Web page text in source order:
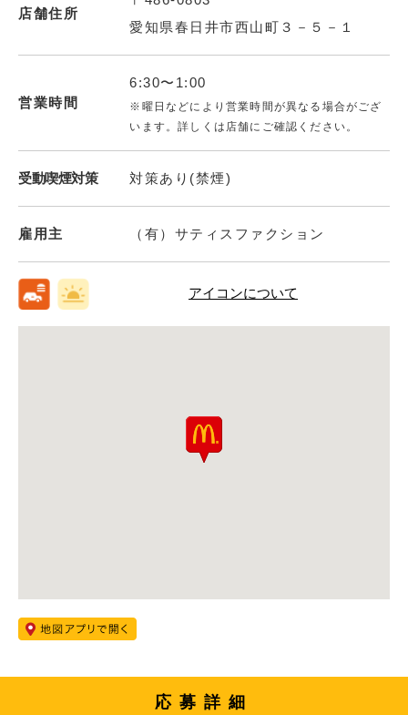
店舗住所
愛知県春日井市西山町３－５－１
営業時間
6:30〜1:00
※曜日などにより営業時間が異なる場合がござ
います。詳しくは店舗にご確認ください。
受動喫煙対策 対策あり(禁煙)
雇用主 （有）サティスファクション
アイコンについて
応募詳細